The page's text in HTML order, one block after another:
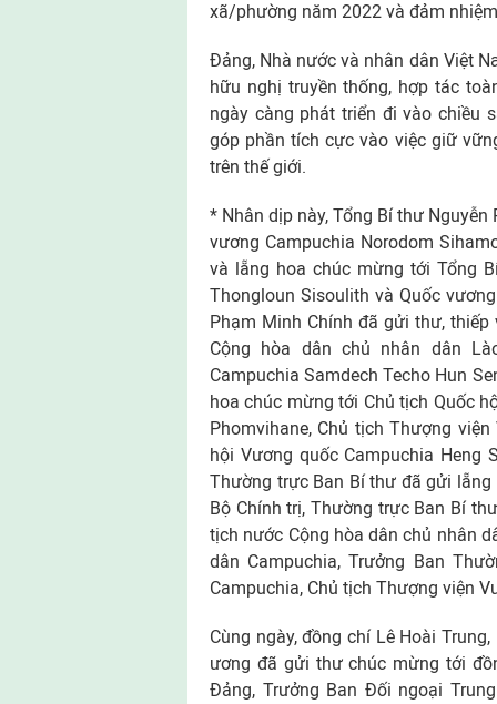
xã/phường năm 2022 và đảm
Ðảng, Nhà nước và nhân dân Việt
hữu nghị truyền thống, hợp tác
ngày càng phát triển đi vào chiều
góp phần tích cực vào việc giữ
trên thế giới.
* Nhân dịp này, Tổng Bí thư
vương Campuchia Norodom
và lẵng hoa chúc mừng tới Tổng
Thongloun Sisoulith và Quốc
Phạm Minh Chính đã gửi thư,
Cộng hòa dân chủ nhân dân
Campuchia Samdech Techo Hun
hoa chúc mừng tới Chủ tịch Quốc
Phomvihane, Chủ tịch Thượng
hội Vương quốc Campuchia Heng
Thường trực Ban Bí thư đã gửi lẵng
Bộ Chính trị, Thường trực Ban Bí
tịch nước Cộng hòa dân chủ nhân
dân Campuchia, Trưởng Ban
Campuchia, Chủ tịch Thượng viện
Cùng ngày, đồng chí Lê Hoài
ương đã gửi thư chúc mừng tới
Ðảng, Trưởng Ban Ðối ngoại